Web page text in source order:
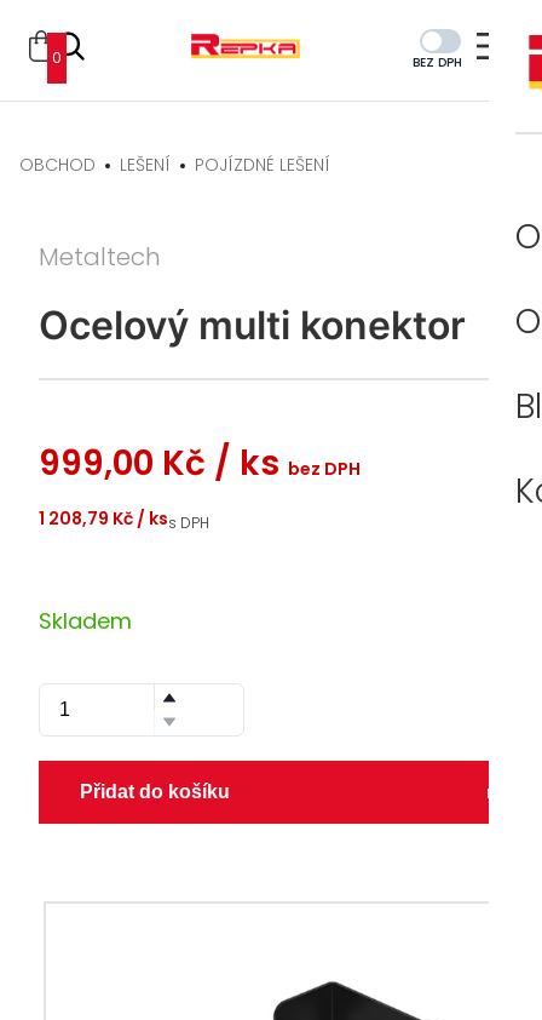
0 BEZ DPH
OBCHOD LEŠENÍ POJÍZDNÉ LEŠENÍ
Metaltech
Ocelový multi konektor
999,00 Kč / ks bez DPH
1 208,79 Kč / kss DPH
Skladem
Přidat do košíku